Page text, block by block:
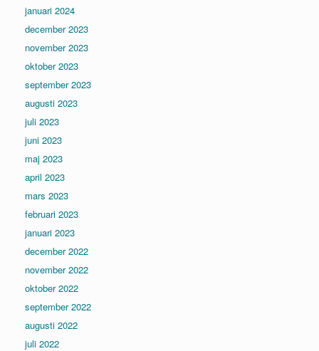
januari 2024
december 2023
november 2023
oktober 2023
september 2023
augusti 2023
juli 2023
juni 2023
maj 2023
april 2023
mars 2023
februari 2023
januari 2023
december 2022
november 2022
oktober 2022
september 2022
augusti 2022
juli 2022